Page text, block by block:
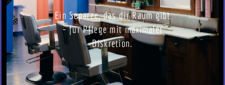
Ein Separee, das dir Raum gibt
– für Pflege mit maximaler
Diskretion.